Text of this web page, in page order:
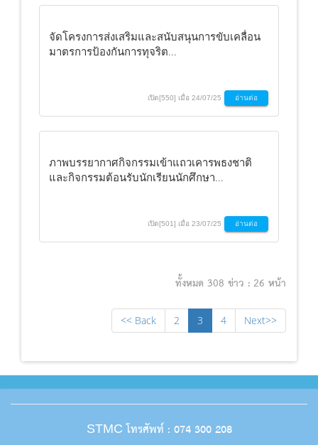
จัดโครงการส่งเสริมและสนับสนุนการขับเคลื่อน
มาตรการป้องกันการทุจริต...
เปิด[550] เมื่อ 24/07/25 อ่านต่อ
ภาพบรรยากาศกิจกรรมเข้าแถวเคารพธงชาติ
และกิจกรรมต้อนรับนักเรียนนักศึกษา...
เปิด[501] เมื่อ 23/07/25 อ่านต่อ
ทั้งหมด 308 ข่าว : 26 หน้า
<< Back 2 3 4 Next>>
STMCโทรศัพท์ : 074 300 208